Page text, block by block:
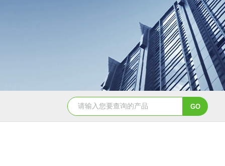
JY-K-48T小型恒温恒湿试验箱半导体行业专用 JY-K-